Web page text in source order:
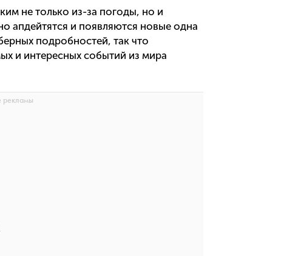
не только из-за погоды, но и
апдейтятся и появляются новые одна
подробностей, так что
и интересных событий из мира